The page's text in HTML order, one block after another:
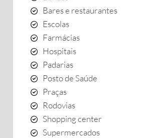
Bares e restaurantes
Escolas
Farmácias
Hospitais
Padarias
Posto de Saúde
Praças
Rodovias
Shopping center
Supermercados